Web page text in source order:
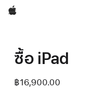
Apple
ซื้อ iPad
฿16,900.00